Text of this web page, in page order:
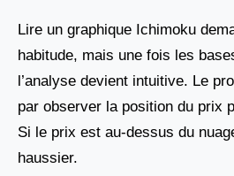
Lire un graphique Ichimoku
habitude, mais une fois les
l’analyse devient intuitive. Le
par observer la position du prix
Si le prix est au-dessus du
haussier.